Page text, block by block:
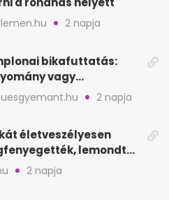
2 napja
bikafuttatás:
vagy
vérontás?2 napja
életveszélyesen
lemondta
2 napja